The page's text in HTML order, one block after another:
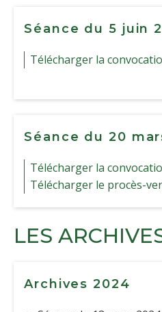
Séance du 5 juin
Télécharger la
Séance du 20
Télécharger la
Télécharger le procès-
LES
Archives 2024